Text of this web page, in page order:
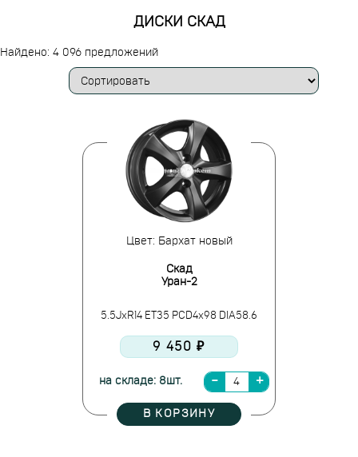
ДИСКИ СКАД
Найдено: 4 096 предложений
Цвет: Бархат новый
Скад
Уран-2
5.5JxR14 ET35 PCD4x98 DIA58.6
9 450 ₽
на складе: 8шт.
В КОРЗИНУ